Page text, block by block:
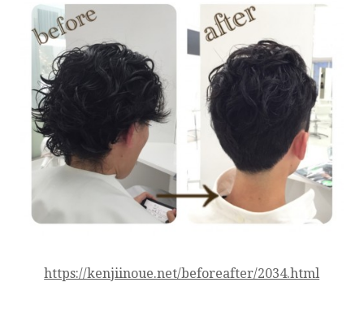
https://kenjiinoue.net/beforeafter/2034.html